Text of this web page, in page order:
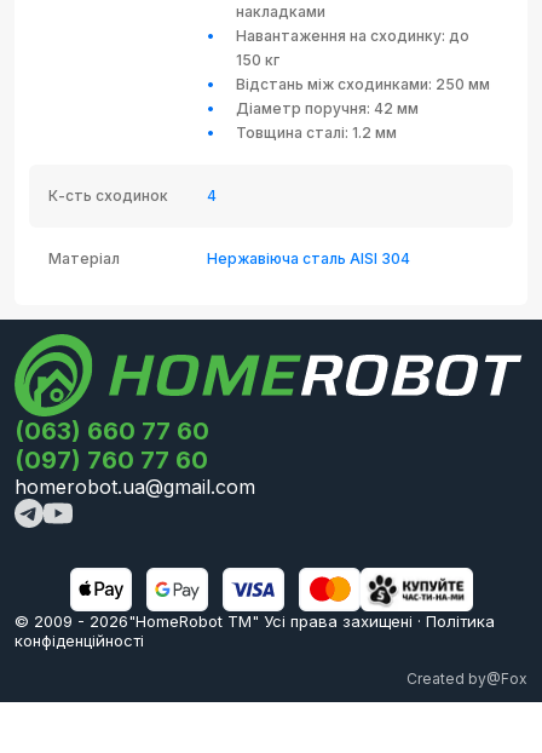
накладками
Навантаження на сходинку: до
150 кг
Відстань між сходинками: 250 мм
Діаметр поручня: 42 мм
Товщина сталі: 1.2 мм
К-сть сходинок 4
Матеріал Нержавіюча сталь AISI 304
(063) 660 77 60
(097) 760 77 60
homerobot.ua@gmail.com
© 2009 - 2026"HomeRobot ТМ" Усi права захищені · Політика
конфіденційності
Created by@Fox